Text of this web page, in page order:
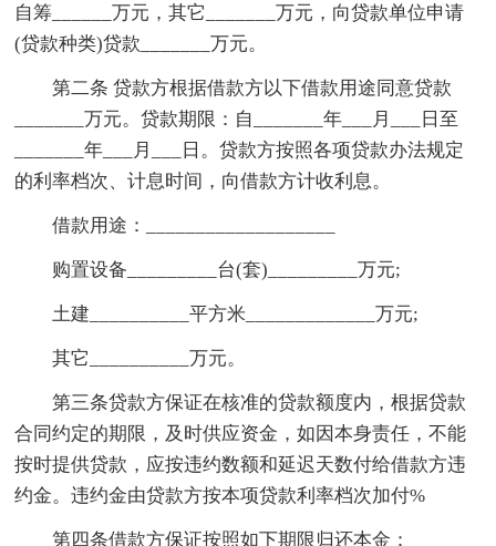
自筹______万元，其它_______万元，向贷款单位申请
(贷款种类)贷款_______万元。
第二条 贷款方根据借款方以下借款用途同意贷款
_______万元。贷款期限：自_______年___月___日至
_______年___月___日。贷款方按照各项贷款办法规定
的利率档次、计息时间，向借款方计收利息。
借款用途：___________________
购置设备_________台(套)_________万元;
土建__________平方米_____________万元;
其它__________万元。
第三条贷款方保证在核准的贷款额度内，根据贷款
合同约定的期限，及时供应资金，如因本身责任，不能
按时提供贷款，应按违约数额和延迟天数付给借款方违
约金。违约金由贷款方按本项贷款利率档次加付%
第四条借款方保证按照如下期限归还本金：______